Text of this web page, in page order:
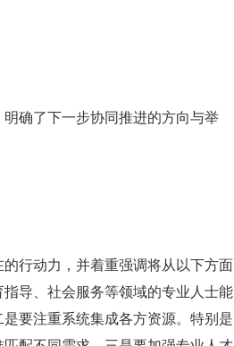
确了下一步协同推进的方向与举
行动力，并着重强调将从以下方面
导、社会服务等领域的专业人士能
要注重系统集成各方资源。特别是